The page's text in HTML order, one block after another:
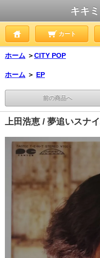
キキ
カート
ホーム ＞CITY POP
ホーム ＞ EP
前の商品へ
上田浩恵 / 夢追いスナ